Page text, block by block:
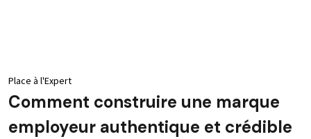
Place à l'Expert
Comment construire une marque
employeur authentique et crédible